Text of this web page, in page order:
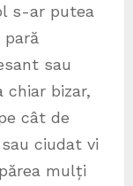
s-ar putea
pară
sau
chiar bizar,
cât de
ciudat vi
mulți